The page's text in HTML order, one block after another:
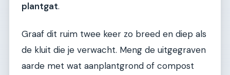
plantgat.
Graaf dit ruim twee keer zo breed en diep als
de kluit die je verwacht. Meng de uitgegraven
aarde met wat aanplantgrond of compost